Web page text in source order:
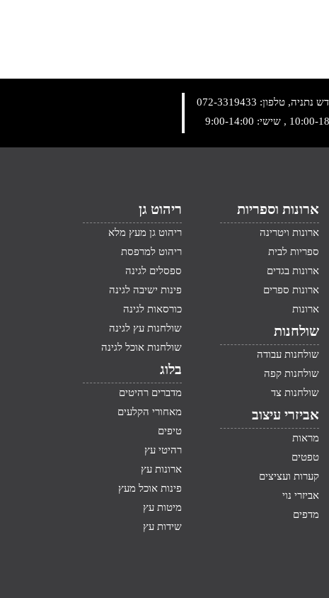
072-3319433
ארונות וספריות
ארונות ויטרינה
ספריות לבית
ארונות בגדים
ארונות ספרים
ארונות
שולחנות
שולחנות עבודה
שולחנות קפה
שולחנות צד
אביזרי עיצוב
מראות
טפטים
קערות ועציצים
אביזרי נוי
מדפים
ריהוט גן
ריהוט גן מעץ מלא
ריהוט למרפסת
ספסלים לגינה
פינות ישיבה לגינה
כורסאות לגינה
שולחנות עץ לגינה
שולחנות אוכל לגינה
בלוג
מדברים רהיטים
מאחורי הקלעים
טיפים
רהיטי עץ
ארונות עץ
פינות אוכל מעץ
מיטות עץ
שידות עץ